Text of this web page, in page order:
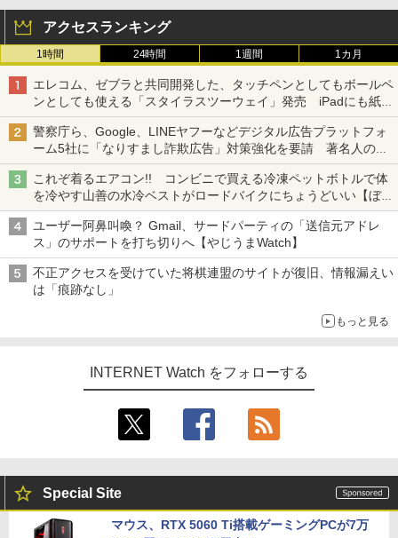
アクセスランキング
1時間 24時間 1週間 1カ月
エレコム、ゼブラと共同開発した、タッチペンとしてもボールペ
ンとしても使える「スタイラスツーウェイ」発売 iPadにも紙に
も、持ち替えずに書き込める
警察庁ら、Google、LINEヤフーなどデジタル広告プラットフォ
ーム5社に「なりすまし詐欺広告」対策強化を要請 著名人の写
真や映像を使った投資詐欺などへの対策として
これぞ着るエアコン!! コンビニで買える冷凍ペットボトルで体
を冷やす山善の水冷ベストがロードバイクにちょうどいい【ぼっ
ち・ざ・ろーど！その14】【空いた時間でなにしてる？】
ユーザー阿鼻叫喚？ Gmail、サードパーティの「送信元アドレ
ス」のサポートを打ち切りへ【やじうまWatch】
不正アクセスを受けていた将棋連盟のサイトが復旧、情報漏えい
は「痕跡なし」
もっと見る
INTERNET Watch をフォローする
Special Site
マウス、RTX 5060 Ti搭載ゲーミングPCが7万